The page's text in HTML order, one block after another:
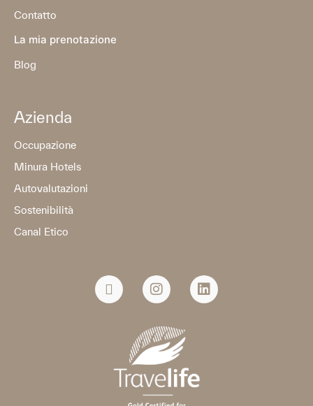
Contatto
La mia prenotazione
Blog
Azienda
Occupazione
Minura Hotels
Autovalutazioni
Sostenibilità
Canal Etico